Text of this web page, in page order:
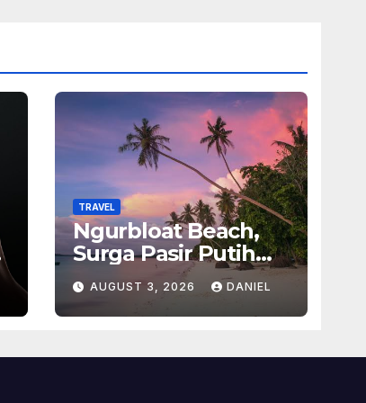
TRAVEL
Ngurbloat Beach,
Surga Pasir Putih
yang Menghadirkan
Ketenangan dan
Pesona Alam Tak
AUGUST 3, 2026 DANIEL